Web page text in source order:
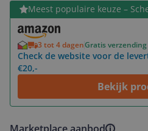
Meest populaire keuze –
3 tot 4 dagenGratis verzending
Check de website voor de
€20,-
Bekijk
Bekijk product